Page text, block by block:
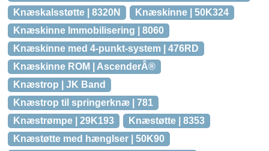
Knæskalsstøtte | 8320N
Knæskinne | 50K324
Knæskinne Immobilisering | 8060
Knæskinne med 4-punkt-system | 476RD
Knæskinne ROM | AscenderÂ®
Knæstrop | JK Band
Knæstrop til springerknæ | 781
Knæstrømpe | 29K193
Knæstøtte | 8353
Knæstøtte med hænglser | 50K90